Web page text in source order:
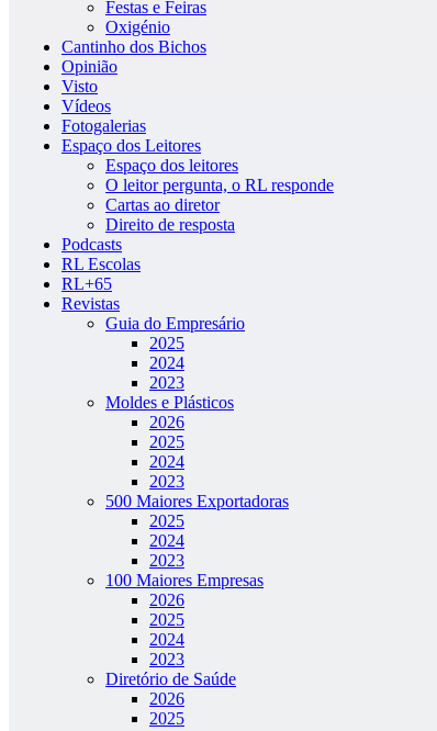
Festas e Feiras
Oxigénio
Cantinho dos Bichos
Opinião
Visto
Vídeos
Fotogalerias
Espaço dos Leitores
Espaço dos leitores
O leitor pergunta, o RL responde
Cartas ao diretor
Direito de resposta
Podcasts
RL Escolas
RL+65
Revistas
Guia do Empresário
2025
2024
2023
Moldes e Plásticos
2026
2025
2024
2023
500 Maiores Exportadoras
2025
2024
2023
100 Maiores Empresas
2026
2025
2024
2023
Diretório de Saúde
2026
2025